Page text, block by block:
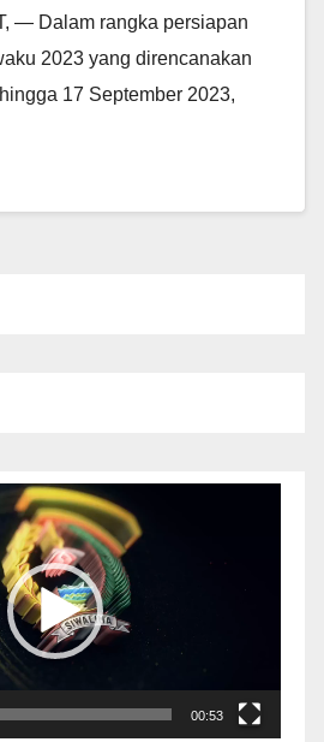
— Dalam rangka persiapan
2023 yang direncanakan
17 September 2023,
00:53